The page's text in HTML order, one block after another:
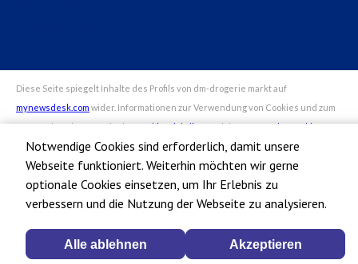
Notwendige Cookies sind erforderlich, damit unsere
Webseite funktioniert. Weiterhin möchten wir gerne
optionale Cookies einsetzen, um Ihr Erlebnis zu
verbessern und die Nutzung der Webseite zu analysieren.
Alle ablehnen Akzeptieren